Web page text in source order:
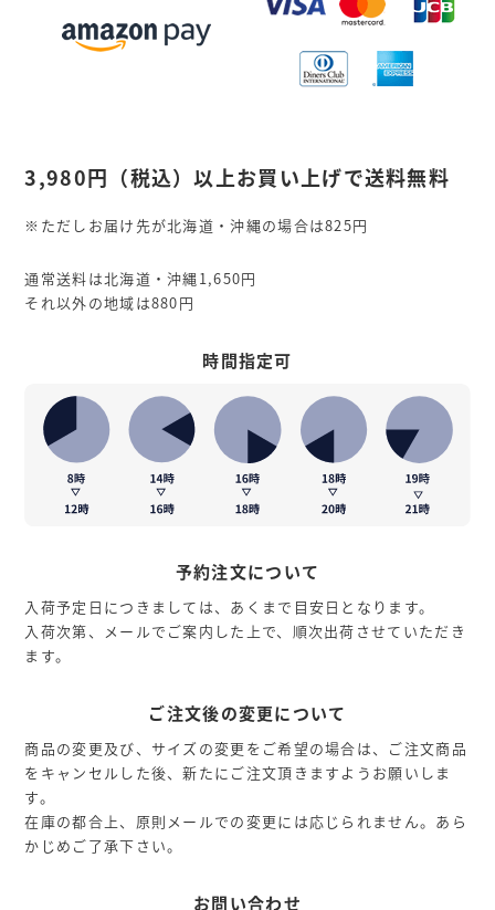
3,980円 （税込）以上お買い上げで送料無料
※ただしお届け先が北海道・沖縄の場合は825円
通常送料は北海道・沖縄1,650円
それ以外の地域は880円
時間指定可
予約注文について
入荷予定日につきましては、あくまで目安日となります。
入荷次第、メールでご案内した上で、順次出荷させていただき
ます。
ご注文後の変更について
商品の変更及び、サイズの変更をご希望の場合は、ご注文商品
をキャンセルした後、新たにご注文頂きますようお願いしま
す。
在庫の都合上、原則メールでの変更には応じられません。あら
かじめご了承下さい。
お問い合わせ